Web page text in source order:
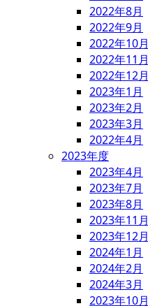
2022年8月
2022年9月
2022年10月
2022年11月
2022年12月
2023年1月
2023年2月
2023年3月
2022年4月
2023年度
2023年4月
2023年7月
2023年8月
2023年11月
2023年12月
2024年1月
2024年2月
2024年3月
2023年10月